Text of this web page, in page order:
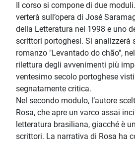
Il corso si compone di due
verterà sull’opera di José
della Letteratura nel 1998 e uno
scrittori portoghesi. Si analizzerà
romanzo "Levantado do chão",
rilettura degli avvenimenti più
ventesimo secolo portoghese
segnatamente critica.
Nel secondo modulo, l’autore
Rosa, che apre un varco assai
letteratura brasiliana, giacché è
scrittori. La narrativa di Rosa ha